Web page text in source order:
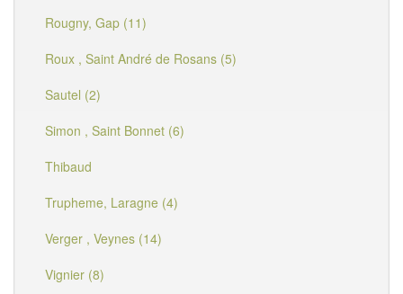
Rougny, Gap (11)
Roux , Saint André de Rosans (5)
Sautel (2)
Simon , Saint Bonnet (6)
Thibaud
Trupheme, Laragne (4)
Verger , Veynes (14)
Vignier (8)